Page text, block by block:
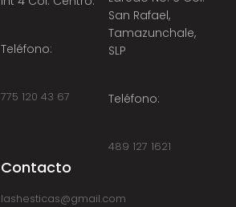
Teléfono:
775 120 43 67
San Rafael,
Tamazunchale,
SLP
Teléfono:
489 127 1621
Contacto
lashesticas@gmail.com